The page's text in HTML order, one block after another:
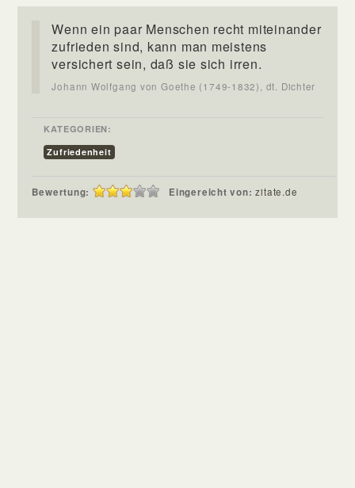
Wenn ein paar Menschen recht miteinander
zufrieden sind, kann man meistens
versichert sein, daß sie sich irren.
Johann Wolfgang von Goethe (1749-1832), dt. Dichter
KATEGORIEN:
Zufriedenheit
Bewertung: Eingereicht von:zitate.de